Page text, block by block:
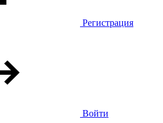
Регистрация
Войти